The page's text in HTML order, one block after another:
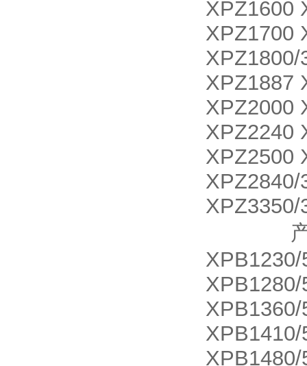
XPZ1600
XPZ1700
XPZ1887
XPZ2000
XPZ2240
XPZ2500
XPZ2840/
XPZ3350/
产品名